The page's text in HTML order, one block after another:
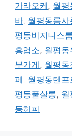
가라오케 , 월평
바, 월평동룸사
평동비지니스
흥업소, 월평동
부가게 , 월평동
페 , 월평동텐프
평동풀살롱, 월
동하퍼